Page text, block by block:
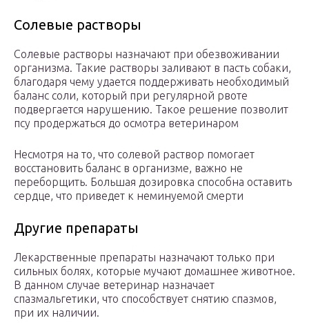
Солевые растворы
Солевые растворы назначают при обезвоживании
организма. Такие растворы заливают в пасть собаки,
благодаря чему удается поддерживать необходимый
баланс соли, который при регулярной рвоте
подвергается нарушению. Такое решение позволит
псу продержаться до осмотра ветеринаром
Несмотря на то, что солевой раствор помогает
восстановить баланс в организме, важно не
переборщить. Большая дозировка способна оставить
сердце, что приведет к неминуемой смерти
Другие препараты
Лекарственные препараты назначают только при
сильных болях, которые мучают домашнее животное.
В данном случае ветеринар назначает
спазмальгетики, что способствует снятию спазмов,
при их наличии.